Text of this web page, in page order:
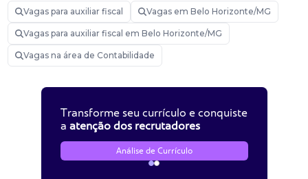
Vagas para auxiliar fiscal Vagas em Belo Horizonte/MG
Vagas para auxiliar fiscal em Belo Horizonte/MG
Vagas na área de Contabilidade
Transforme seu currículo e conquiste
a atenção dos recrutadores
Análise de Currículo